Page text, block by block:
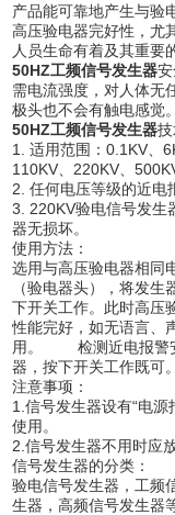
产品能可靠地产生与验
高压验电器完好性，尤
人员生命有着及其重
50HZ工频信号发生器
需电流强度，对人体无
极头也不会有触电感觉
50HZ工频信号发生器
1. 适用范围：0.1KV、
110KV、220KV、
2. 任何电压等级的近
3. 220KV验电信号发生
器无损坏。
使用方法：
选用与高压验电器相同
（验电器头），将发
下开关工作。此时高压
性能完好，如无语言、
用。 检测近电报警安
器，按下开关工作既可
注意事项：
1.信号发生器设有“电
使用。
2.信号发生器不用时应
信号发生器的分类：
验电信号发生器，工频
生器，高频信号发生器